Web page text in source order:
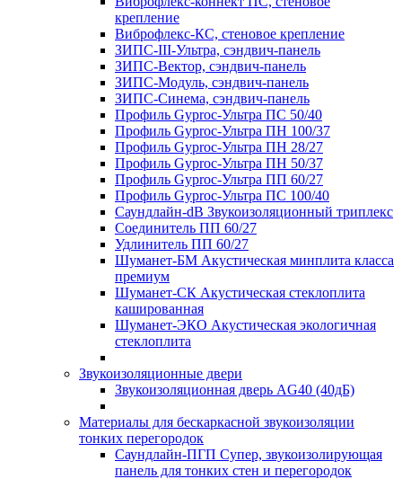
крепление
Виброфлекс-КС, стеновое крепление
ЗИПС-III-Ультра, сэндвич-панель
ЗИПС-Вектор, сэндвич-панель
ЗИПС-Модуль, сэндвич-панель
ЗИПС-Синема, сэндвич-панель
Профиль Gyproc-Ультра ПC 50/40
Профиль Gyproc-Ультра ПН 100/37
Профиль Gyproc-Ультра ПН 28/27
Профиль Gyproc-Ультра ПН 50/37
Профиль Gyproc-Ультра ПП 60/27
Профиль Gyproc-Ультра ПС 100/40
Саундлайн-dB Звукоизоляционный триплекс
Соединитель ПП 60/27
Удлинитель ПП 60/27
Шуманет-БМ Акустическая минплита класса
премиум
Шуманет-СК Акустическая стеклоплита
кашированная
Шуманет-ЭКО Акустическая экологичная
стеклоплита
Звукоизоляционные двери
Звукоизоляционная дверь AG40 (40дБ)
Материалы для бескаркасной звукоизоляции
тонких перегородок
Саундлайн-ПГП Супер, звукоизолирующая
панель для тонких стен и перегородок